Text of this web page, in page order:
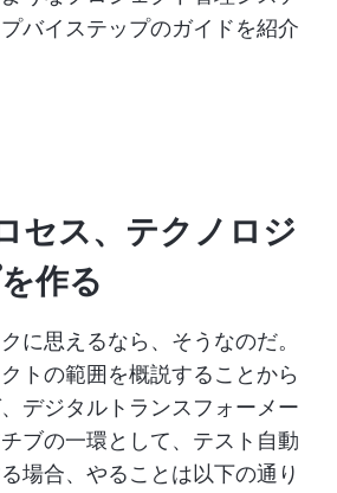
バイステップのガイドを紹介
セス、テクノロジ
作る
に思えるなら、そうなのだ。
トの範囲を概説することから
デジタルトランスフォーメー
ブの一環として、テスト自動
場合、やることは以下の通り